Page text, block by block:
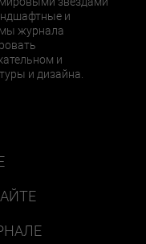
и
журнала
и
и дизайна.